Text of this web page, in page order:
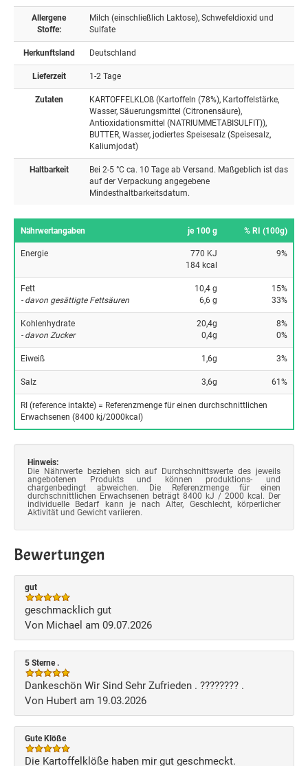
Allergene
Stoffe:
Milch (einschließlich Laktose), Schwefeldioxid und
Sulfate
Herkunftsland Deutschland
Lieferzeit 1-2 Tage
Zutaten
KARTOFFELKLOß (Kartoffeln (78%), Kartoffelstärke,
Wasser, Säuerungsmittel (Citronensäure),
Antioxidationsmittel (NATRIUMMETABISULFIT)),
BUTTER, Wasser, jodiertes Speisesalz (Speisesalz,
Kaliumjodat)
Haltbarkeit
Bei 2-5 °C ca. 10 Tage ab Versand. Maßgeblich ist das
auf der Verpackung angegebene
Mindesthaltbarkeitsdatum.
Nährwertangaben je 100 g % RI (100g)
Energie
770 KJ
184 kcal
9%
Fett
- davon gesättigte Fettsäuren
10,4 g
6,6 g
15%
33%
Kohlenhydrate
- davon Zucker
20,4g
0,4g
8%
0%
Eiweiß 1,6g 3%
Salz 3,6g 61%
RI (reference intakte) = Referenzmenge für einen durchschnittlichen
Erwachsenen (8400 kj/2000kcal)
Hinweis:
Die Nährwerte beziehen sich auf Durchschnittswerte des jeweils
angebotenen Produkts und können produktions- und
chargenbedingt abweichen. Die Referenzmenge für einen
durchschnittlichen Erwachsenen beträgt 8400 kJ / 2000 kcal. Der
individuelle Bedarf kann je nach Alter, Geschlecht, körperlicher
Aktivität und Gewicht variieren.
Bewertungen
gut
geschmacklich gut
Von Michael am 09.07.2026
5 Sterne .
Dankeschön Wir Sind Sehr Zufrieden . ???????? .
Von Hubert am 19.03.2026
Gute Klöße
Die Kartoffelklöße haben mir gut geschmeckt.